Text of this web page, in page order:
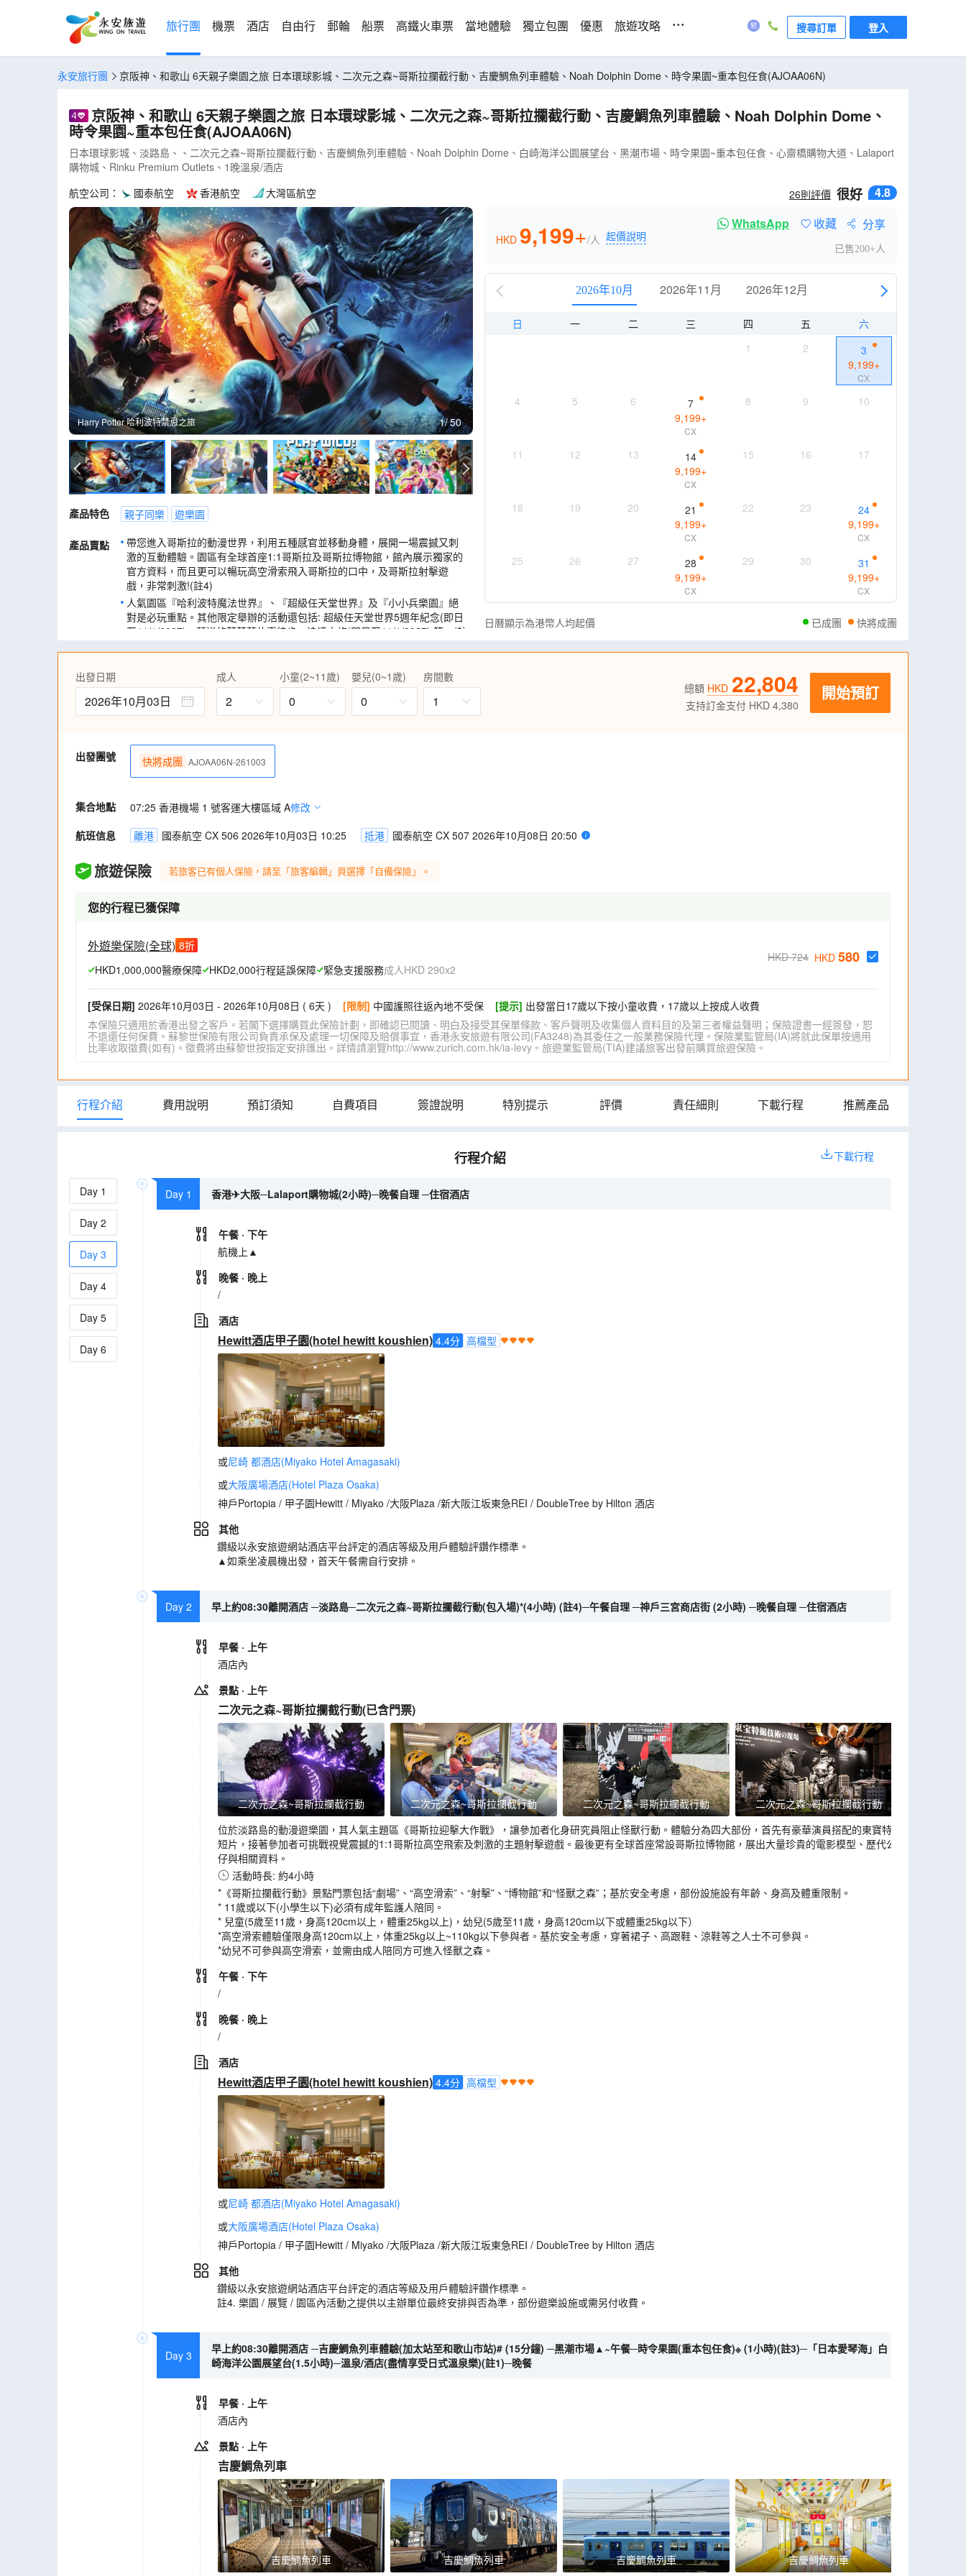
旅行團 機票 酒店 自由行 郵輪 船票 高鐵火車票 當地體驗 獨立包團 優惠 旅遊攻略 ... 搜尋訂單 登入
永安旅行團 京阪神、和歌山 6天親子樂園之旅 日本環球影城、二次元之森~哥斯拉攔截行動、吉慶鯛魚列車體驗、Noah Dolphin Dome、時令果園~重本包任食(AJOAA06N)
京阪神、和歌山 6天親子樂園之旅 日本環球影城、二次元之森~哥斯拉攔截行動、吉慶鯛魚列車體驗、Noah Dolphin Dome、
時令果園~重本包任食(AJOAA06N)
日本環球影城、淡路島、、二次元之森~哥斯拉攔截行動、吉慶鯛魚列車體驗、Noah Dolphin Dome、白崎海洋公園展望台、黑潮市場、時令果園~重本包任食、心齋橋購物大道、Lalaport
購物城、Rinku Premium Outlets、1晚溫泉/酒店
航空公司：
國泰航空 香港航空 大灣區航空 26則評價 很好 4.8
Harry Potter 哈利波特禁忌之旅
Harry Potter 哈利波特禁忌之旅 1 50
產品特色 親子同樂 遊樂園
產品賣點
帶您進入哥斯拉的動漫世界，利用五種感官並移動身體，展開一場震撼又刺
激的互動體驗。園區有全球首座1:1哥斯拉及哥斯拉博物館，館內展示獨家的
官方資料，而且更可以暢玩高空滑索飛入哥斯拉的口中，及哥斯拉射擊遊
戲，非常刺激!(註4)
人氣園區『哈利波特魔法世界』、『超級任天堂世界』及『小小兵樂園』絕
對是必玩重點。其他限定舉辦的活動還包括: 超級任天堂世界5週年紀念(即日
至11/1/2027)、葬送的芙莉蓮故事徒步～追憶之旅(即日至11/1/2027) 等。(註
目中象徵著好運和幸福，想沾沾好運的話就一定要來和歌山乘坐以鯛魚為主
題的觀光列車啦，五輛鯛魚列車外形及車廂裝潢都各有特色，無論坐上哪一
輛，打卡呃like 零難度！
遊走白崎海洋公園展望台，打卡「日本愛琴海」及「日本海濱百選」的靚
景，白色石灰岩與蔚藍的太平洋無敵海景形成完美的顏色對比!
HKD 9,199+/人 起價說明
WhatsApp 收藏 分享
已售200+人
2026年10月 2026年11月 2026年12月
日 一 二 三 四 五
六
1
2
3
9,199+
CX
4 5 6
7
9,199+
CX
8 9 10
11 12 13
14
9,199+
CX
15 16 17
18 19 20
21
9,199+
CX
22 23
24
9,199+
CX
25 26 27
28
9,199+
CX
29 30
31
9,199+
CX
日曆顯示為港幣人均起價 已成團 快將成團
出發日期
2026年10月03日
成人
2
小童(2~11歲)
0
嬰兒(0~1歲)
0
房間數
1
總額 HKD 22,804
支持訂金支付 HKD 4,380
開始預訂
出發團號 快將成團 AJOAA06N-261003
集合地點 07:25 香港機場 1 號客運大樓區域 A修改
航班信息
離港 國泰航空 CX 506 2026年10月03日 10:25 抵港 國泰航空 CX 507 2026年10月08日 20:50
旅遊保險 若旅客已有個人保險，請至「旅客編輯」頁選擇「自備保險」。
您的行程已獲保障
外遊樂保險(全球) 8折
HKD1,000,000醫療保障 HKD2,000行程延誤保障 緊急支援服務成人HKD 290x2
HKD 724 HKD 580
[受保日期] 2026年10月03日 - 2026年10月08日 ( 6天 ) [限制] 中國護照往返內地不受保 [提示] 出發當日17歲以下按小童收費，17歲以上按成人收費
本保險只適用於香港出發之客戶。若閣下選擇購買此保險計劃，即確認已閱讀、明白及接受其保單條款、客戶聲明及收集個人資料目的及第三者權益聲明；保險證書一經簽發，恕
不退還任何保費。蘇黎世保險有限公司負責承保及處理一切保障及賠償事宜，香港永安旅遊有限公司(FA3248)為其委任之一般業務保險代理。保險業監管局(IA)將就此保單按適用
比率收取徵費(如有)。徵費將由蘇黎世按指定安排匯出。詳情請瀏覽http://www.zurich.com.hk/ia-levy。旅遊業監管局(TIA)建議旅客出發前購買旅遊保險。
行程介紹 費用說明 預訂須知 自費項目 簽證說明 特別提示 評價 責任細則 下載行程 推薦產品
行程介紹 下載行程
Day 1
Day 2
Day 3
Day 4
Day 5
Day 6
Day 1 香港✈大阪─Lalaport購物城(2小時)─晚餐自理 ─住宿酒店
午餐 · 下午
航機上▲
晚餐 · 晚上
/
酒店
Hewitt酒店甲子園(hotel hewitt koushien) 4.4分 高檔型
或尼崎 都酒店(Miyako Hotel Amagasaki)
或大阪廣場酒店(Hotel Plaza Osaka)
神戶Portopia / 甲子園Hewitt / Miyako /大阪Plaza /新大阪江坂東急REI / DoubleTree by Hilton 酒店
其他
鑽級以永安旅遊網站酒店平台評定的酒店等級及用戶體驗評鑽作標準。
▲如乘坐凌晨機出發，首天午餐需自行安排。
Day 2 早上約08:30離開酒店 ─淡路島─二次元之森~哥斯拉攔截行動(包入場)*(4小時) (註4)─午餐自理 ─神戶三宮商店街 (2小時) ─晚餐自理 ─住宿酒店
早餐 · 上午
酒店內
景點 · 上午
二次元之森~哥斯拉攔截行動(已含門票)
二次元之森~哥斯拉攔截行動 二次元之森~哥斯拉攔截行動 二次元之森~哥斯拉攔截行動
二次元之森~哥斯拉攔截行動
位於淡路島的動漫遊樂園，其人氣主題區《哥斯拉迎擊大作戰》，讓參加者化身研究員阻止怪獸行動。體驗分為四大部份，首先有豪華演員搭配的東寶特製
短片，接著參加者可挑戰視覺震撼的1:1哥斯拉高空飛索及刺激的主題射擊遊戲。最後更有全球首座常設哥斯拉博物館，展出大量珍貴的電影模型、歷代公
仔與相關資料。
活動時長: 約4小時
*《哥斯拉攔截行動》景點門票包括“劇場”、“高空滑索”、“射擊”、“博物館”和“怪獸之森”；基於安全考慮，部份設施設有年齡、身高及體重限制。
* 11歲或以下(小學生以下)必須有成年監護人陪同。
* 兒童(5歲至11歲，身高120cm以上，體重25kg以上)，幼兒(5歲至11歲，身高120cm以下或體重25kg以下）
*高空滑索體驗僅限身高120cm以上，体重25kg以上~110kg以下參與者。基於安全考慮，穿著裙子、高跟鞋、涼鞋等之人士不可參與。
*幼兒不可參與高空滑索，並需由成人陪同方可進入怪獸之森。
午餐 · 下午
/
晚餐 · 晚上
/
酒店
Hewitt酒店甲子園(hotel hewitt koushien) 4.4分 高檔型
或尼崎 都酒店(Miyako Hotel Amagasaki)
或大阪廣場酒店(Hotel Plaza Osaka)
神戶Portopia / 甲子園Hewitt / Miyako /大阪Plaza /新大阪江坂東急REI / DoubleTree by Hilton 酒店
其他
鑽級以永安旅遊網站酒店平台評定的酒店等級及用戶體驗評鑽作標準。
註4. 樂園 / 展覽 / 園區內活動之提供以主辦單位最終安排與否為準，部份遊樂設施或需另付收費。
Day 3
早上約08:30離開酒店 ─吉慶鯛魚列車體驗(加太站至和歌山市站)# (15分鐘) ─黑潮市場▲~午餐─時令果園(重本包任食)※ (1小時)(註3)─「日本愛琴海」白
崎海洋公園展望台(1.5小時)─溫泉/酒店(盡情享受日式溫泉樂)(註1)─晚餐
早餐 · 上午
酒店內
景點 · 上午
吉慶鯛魚列車
吉慶鯛魚列車 吉慶鯛魚列車 吉慶鯛魚列車 吉慶鯛魚列車